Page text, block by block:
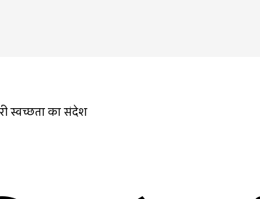
स्वच्छता का संदेश